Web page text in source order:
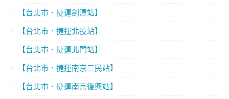
【台北市．捷運劍潭站】
【台北市．捷運北投站】
【台北市．捷運北門站】
【台北市．捷運南京三民站】
【台北市．捷運南京復興站】